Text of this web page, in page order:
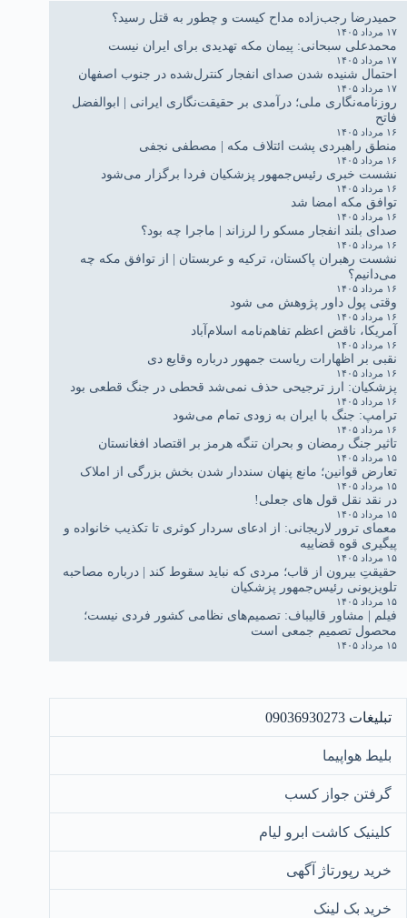
حمیدرضا رجب‌زاده مداح کیست و چطور به قتل رسید؟
۱۷ مرداد ۱۴۰۵
محمدعلی سبحانی: پیمان مکه تهدیدی برای ایران نیست
۱۷ مرداد ۱۴۰۵
احتمال شنیده شدن صدای انفجار کنترل‌شده در جنوب اصفهان
۱۷ مرداد ۱۴۰۵
روزنامه‌نگاری ملی؛ درآمدی بر حقیقت‌نگاری ایرانی | ابوالفضل
فاتح
۱۶ مرداد ۱۴۰۵
منطق راهبردی پشت ائتلاف مکه | مصطفی نجفی
۱۶ مرداد ۱۴۰۵
نشست خبری رئیس‌جمهور پزشکیان فردا برگزار می‌شود
۱۶ مرداد ۱۴۰۵
توافق مکه امضا شد
۱۶ مرداد ۱۴۰۵
صدای بلند انفجار مسکو را لرزاند | ماجرا چه بود؟
۱۶ مرداد ۱۴۰۵
نشست رهبران پاکستان، ترکیه و عربستان | از توافق مکه چه
می‌دانیم؟
۱۶ مرداد ۱۴۰۵
وقتی پول داور پژوهش می شود
۱۶ مرداد ۱۴۰۵
آمریکا، ناقض اعظم تفاهم‌نامه اسلام‌آباد
۱۶ مرداد ۱۴۰۵
نقبی بر اظهارات ریاست جمهور درباره وقایع دی
۱۶ مرداد ۱۴۰۵
پزشکیان: ارز ترجیحی حذف نمی‌شد قحطی در جنگ قطعی بود
۱۶ مرداد ۱۴۰۵
ترامپ: جنگ با ایران به زودی تمام می‌شود
۱۶ مرداد ۱۴۰۵
تاثیر جنگ رمضان و بحران تنگه هرمز بر اقتصاد افغانستان
۱۵ مرداد ۱۴۰۵
تعارض قوانین؛ مانع پنهان سنددار شدن بخش بزرگی از املاک
۱۵ مرداد ۱۴۰۵
در نقد نقل قول های جعلی!
۱۵ مرداد ۱۴۰۵
معمای ترور لاریجانی: از ادعای سردار کوثری تا تکذیب خانواده و
پیگیری قوه قضاییه
۱۵ مرداد ۱۴۰۵
حقیقتِ بیرون از قاب؛ مردی که نباید سقوط کند | درباره مصاحبه
تلویزیونی رئیس‌جمهور پزشکیان
۱۵ مرداد ۱۴۰۵
فیلم | مشاور قالیباف: تصمیم‌های نظامی کشور فردی نیست؛
محصول تصمیم جمعی است
۱۵ مرداد ۱۴۰۵
تبلیغات 09036930273
بلیط هواپیما
گرفتن جواز کسب
کلینیک کاشت ابرو لیام
خرید رپورتاژ آگهی
خرید بک لینک